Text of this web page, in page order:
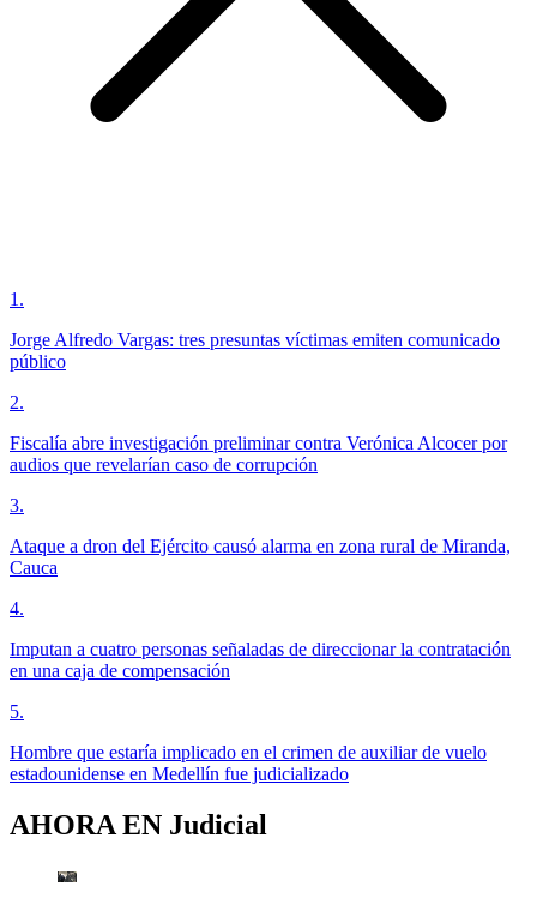
1 .
Jorge Alfredo Vargas: tres presuntas víctimas emiten comunicado
público
2.
Fiscalía abre investigación preliminar contra Verónica Alcocer por
audios que revelarían caso de corrupción
3.
Ataque a dron del Ejército causó alarma en zona rural de Miranda,
Cauca
4.
Imputan a cuatro personas señaladas de direccionar la contratación
en una caja de compensación
5.
Hombre que estaría implicado en el crimen de auxiliar de vuelo
estadounidense en Medellín fue judicializado
AHORA EN Judicial